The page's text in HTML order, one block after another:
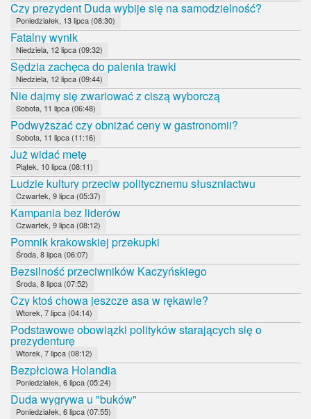
Czy prezydent Duda wybije się na samodzielność?
Poniedziałek, 13 lipca (08:30)
Fatalny wynik
Niedziela, 12 lipca (09:32)
Sędzia zachęca do palenia trawki
Niedziela, 12 lipca (09:44)
Nie dajmy się zwariować z ciszą wyborczą
Sobota, 11 lipca (06:48)
Podwyższać czy obniżać ceny w gastronomii?
Sobota, 11 lipca (11:16)
Już widać metę
Piątek, 10 lipca (08:11)
Ludzie kultury przeciw politycznemu słuszniactwu
Czwartek, 9 lipca (05:37)
Kampania bez liderów
Czwartek, 9 lipca (08:12)
Pomnik krakowskiej przekupki
Środa, 8 lipca (06:07)
Bezsilność przeciwników Kaczyńskiego
Środa, 8 lipca (07:52)
Czy ktoś chowa jeszcze asa w rękawie?
Wtorek, 7 lipca (04:14)
Podstawowe obowiązki polityków starających się o
prezydenturę
Wtorek, 7 lipca (08:12)
Bezpłciowa Holandia
Poniedziałek, 6 lipca (05:24)
Duda wygrywa u "buków"
Poniedziałek, 6 lipca (07:55)